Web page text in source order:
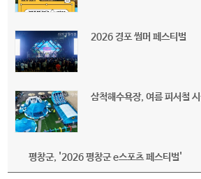
2026 경포 썸머 페스티벌
삼척해수욕장, 여름 피서철
평창군, '2026 평창군 e스포츠 페스티벌'